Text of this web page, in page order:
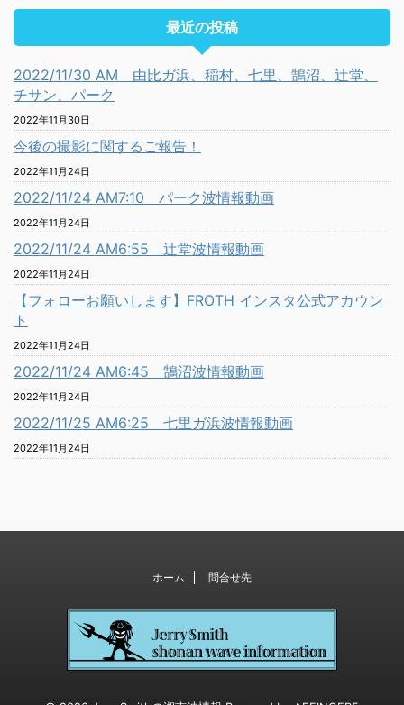
最近の投稿
2022/11/30 AM 由比ガ浜、稲村、七里、鵠沼、辻堂、
チサン、パーク
2022年11月30日
今後の撮影に関するご報告！
2022年11月24日
2022/11/24 AM7:10 パーク波情報動画
2022年11月24日
2022/11/24 AM6:55 辻堂波情報動画
2022年11月24日
【フォローお願いします】FROTH インスタ公式アカウン
ト
2022年11月24日
2022/11/24 AM6:45 鵠沼波情報動画
2022年11月24日
2022/11/25 AM6:25 七里ガ浜波情報動画
2022年11月24日
ホーム 問合せ先